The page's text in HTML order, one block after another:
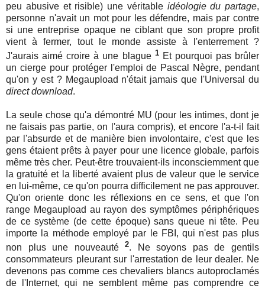
peu abusive et risible) une véritable idéologie du partage,
personne n'avait un mot pour les défendre, mais par contre
si une entreprise opaque ne ciblant que son propre profit
vient à fermer, tout le monde assiste à l'enterrement ?
J'aurais aimé croire à une blague 1Et pourquoi pas brûler
un cierge pour protéger l'emploi de Pascal Nègre, pendant
qu'on y est ? Megaupload n'était jamais que l'Universal du
direct download.
La seule chose qu'a démontré MU (pour les intimes, dont je
ne faisais pas partie, on l'aura compris), et encore l'a-t-il fait
par l'absurde et de manière bien involontaire, c'est que les
gens étaient prêts à payer pour une licence globale, parfois
même très cher. Peut-être trouvaient-ils inconsciemment que
la gratuité et la liberté avaient plus de valeur que le service
en lui-même, ce qu'on pourra difficilement ne pas approuver.
Qu'on oriente donc les réflexions en ce sens, et que l'on
range Megaupload au rayon des symptômes périphériques
de ce système (de cette époque) sans queue ni tête. Peu
importe la méthode employé par le FBI, qui n'est pas plus
non plus une nouveauté2. Ne soyons pas de gentils
consommateurs pleurant sur l'arrestation de leur dealer. Ne
devenons pas comme ces chevaliers blancs autoproclamés
de l'Internet, qui ne semblent même pas comprendre ce